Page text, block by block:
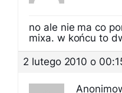
no ale nie ma co
mixa. w końcu to
2 lutego 2010 o